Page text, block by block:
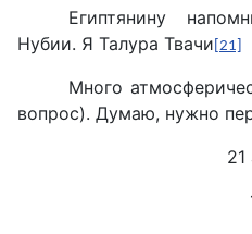
Египтянину
Нубии. Я Талура Твачи [21]
Много
вопрос). Думаю, нужно
21